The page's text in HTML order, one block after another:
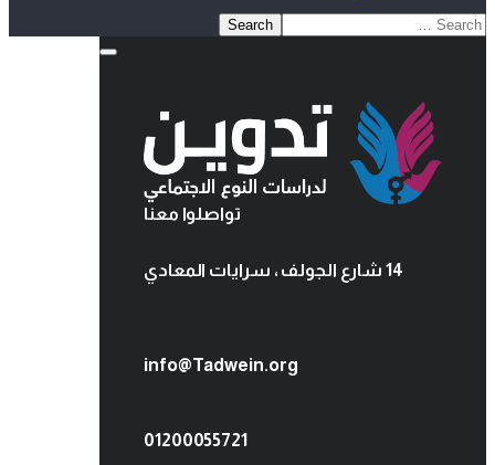
تواصلوا معنا
14 شارع الجولف ، سرايات المعادي
info@Tadwein.org
01200055721